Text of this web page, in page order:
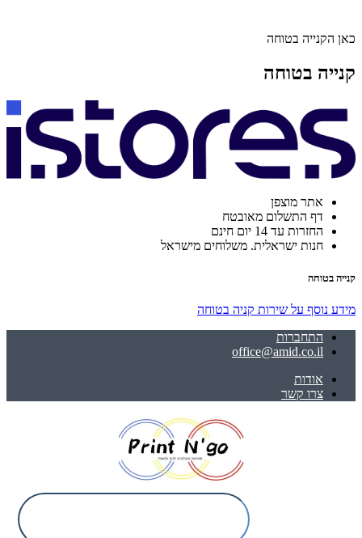
כאן הקנייה בטוחה
קנייה בטוחה
אתר מוצפן
דף התשלום מאובטח
החזרות עד 14 יום חינם
חנות ישראלית. משלוחים מישראל
קנייה בטוחה
מידע נוסף על שירות קניה בטוחה
התחברות
office@amid.co.il
אודות
צרו קשר